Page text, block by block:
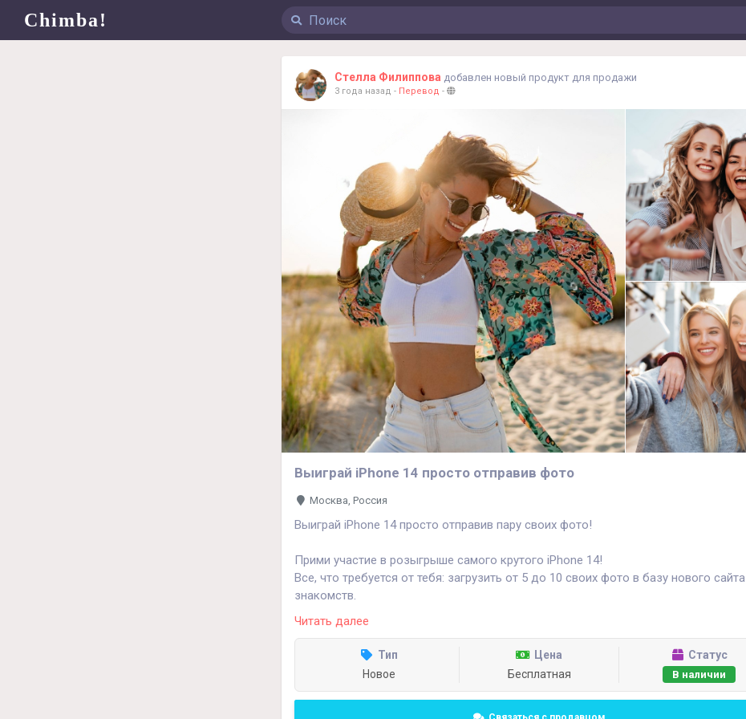
Chimba!
Стелла Филиппова добавлен новый продукт для продажи
3 года назад - Перевод -
Выиграй iPhone 14 просто отправив фото
Москва, Россия
Выиграй iPhone 14 просто отправив пару своих фото!
Прими участие в розыгрыше самого крутого iPhone 14!
Все, что требуется от тебя: загрузить от 5 до 10 своих фото в базу нового сайта
знакомств.
Поможем найти вторую половинку в США и странах Европейского союза.
Торопись, пока это бесплатно!
Читать далее
Тип
Новое
Цена
Бесплатная
Статус
В наличии